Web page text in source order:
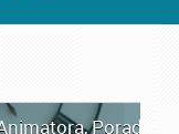
,Porady